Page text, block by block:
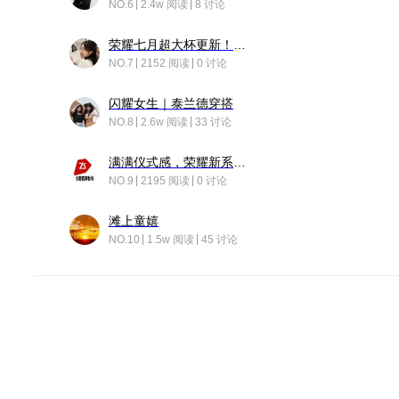
NO.6 2.4w 阅读 8 讨论
NO.7 2152 阅读 0 讨论
闪耀女生｜泰兰德穿搭
NO.8 2.6w 阅读 33 讨论
NO.9 2195 阅读 0 讨论
滩上童嬉
NO.10 1.5w 阅读 45 讨论